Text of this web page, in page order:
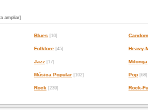
ampliar]
Blues [10]
Folklore [45] Heavy-
Jazz [17] Milonga
Música Popular [102] Pop [68]
Rock [239] Rock-